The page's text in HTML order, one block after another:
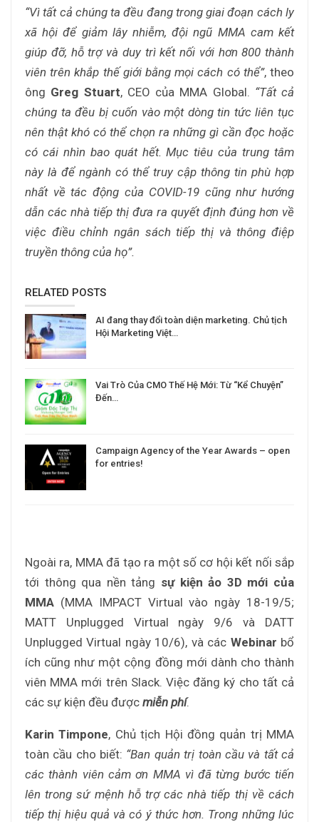
“Vì tất cả chúng ta đều đang trong giai đoạn cách ly
xã hội để giảm lây nhiễm, đội ngũ MMA cam kết
giúp đỡ, hỗ trợ và duy trì kết nối với hơn 800 thành
viên trên khắp thế giới bằng mọi cách có thể”, theo
ông Greg Stuart, CEO của MMA Global. “Tất cả
chúng ta đều bị cuốn vào một dòng tin tức liên tục
nên thật khó có thể chọn ra những gì cần đọc hoặc
có cái nhìn bao quát hết. Mục tiêu của trung tâm
này là để ngành có thể truy cập thông tin phù hợp
nhất về tác động của COVID-19 cũng như hướng
dẫn các nhà tiếp thị đưa ra quyết định đúng hơn về
việc điều chỉnh ngân sách tiếp thị và thông điệp
truyền thông của họ”.
RELATED POSTS
AI đang thay đổi toàn diện marketing. Chủ tịch
Hội Marketing Việt…
Vai Trò Của CMO Thế Hệ Mới: Từ “Kể Chuyện”
Đến…
Campaign Agency of the Year Awards – open
for entries!
Ngoài ra, MMA đã tạo ra một số cơ hội kết nối sắp
tới thông qua nền tảng sự kiện ảo 3D mới của
MMA (MMA IMPACT Virtual vào ngày 18-19/5;
MATT Unplugged Virtual ngày 9/6 và DATT
Unplugged Virtual ngày 10/6), và các Webinar bổ
ích cũng như một cộng đồng mới dành cho thành
viên MMA mới trên Slack. Việc đăng ký cho tất cả
các sự kiện đều được miễn phí.
Karin Timpone, Chủ tịch Hội đồng quản trị MMA
toàn cầu cho biết: “Ban quản trị toàn cầu và tất cả
các thành viên cảm ơn MMA vì đã từng bước tiến
lên trong sứ mệnh hỗ trợ các nhà tiếp thị về cách
tiếp thị hiệu quả và có ý thức hơn. Trong những lúc